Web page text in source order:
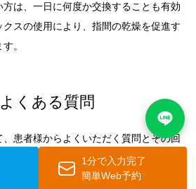
は、一日に何度か交換することも有効
スの使用により、指間の乾燥を促進す
。
くある質問
患者様からよくいただく質問とその回
を検討される際の参考にしてください。
1分で入力完了
簡単Web予約